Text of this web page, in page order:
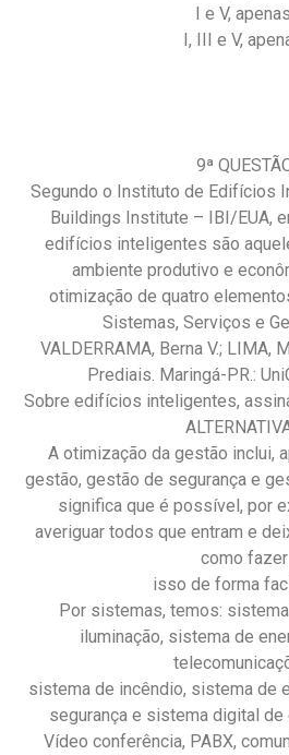
I e V,
I, III e V,
9ª
Segundo o Instituto de Edifícios
Buildings Institute – IBI/EUA,
edifícios inteligentes são
ambiente produtivo e
otimização de quatro
Sistemas, Serviços e
VALDERRAMA, Berna V.; LIMA,
Prediais. Maringá-PR.:
Sobre edifícios inteligentes,
A otimização da gestão inclui,
gestão, gestão de segurança e
significa que é possível, por
averiguar todos que entram e
como fazer
isso de forma
Por sistemas, temos:
iluminação, sistema de
sistema de incêndio, sistema de
segurança e sistema digital
Vídeo conferência, PABX,